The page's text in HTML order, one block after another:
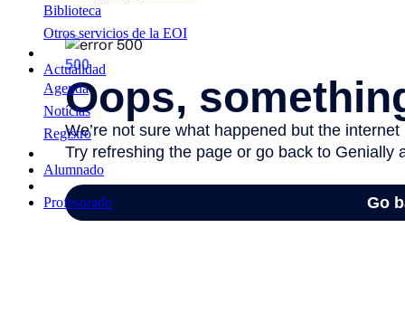
Biblioteca
Otros servicios de la EOI
Actualidad
Agenda
Notícias
Registro
Alumnado
Profesorado